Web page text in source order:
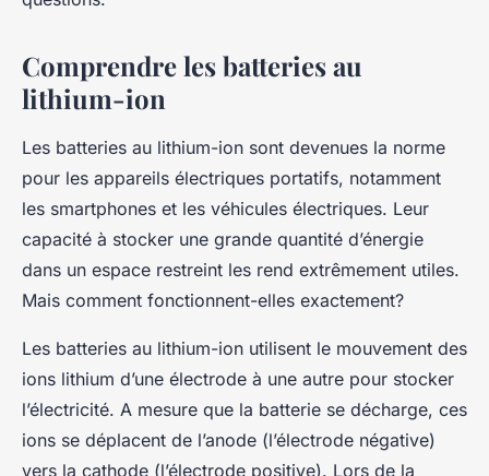
Comprendre les batteries au
lithium-ion
Les batteries au lithium-ion sont devenues la norme
pour les appareils électriques portatifs, notamment
les smartphones et les véhicules électriques. Leur
capacité à stocker une grande quantité d’énergie
dans un espace restreint les rend extrêmement utiles.
Mais comment fonctionnent-elles exactement?
Les batteries au lithium-ion utilisent le mouvement des
ions lithium d’une électrode à une autre pour stocker
l’électricité. A mesure que la batterie se décharge, ces
ions se déplacent de l’anode (l’électrode négative)
vers la cathode (l’électrode positive). Lors de la